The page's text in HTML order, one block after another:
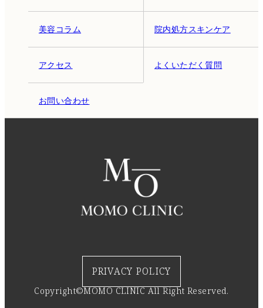
美容コラム 院内処方スキンケア
アクセス よくいただく質問
お問い合わせ
PRIVACY POLICY
Copyright©MOMO CLINIC All Right Reserved.